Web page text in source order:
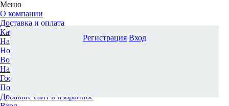
Меню
О компании
Доставка и оплата
Каталог
Наши офисы
Новости и новинки
Вопрос-ответ
Наша команда
Гос. заказчикам
Поставщикам
Добавьте сайт в избранное
Регистрация Вход